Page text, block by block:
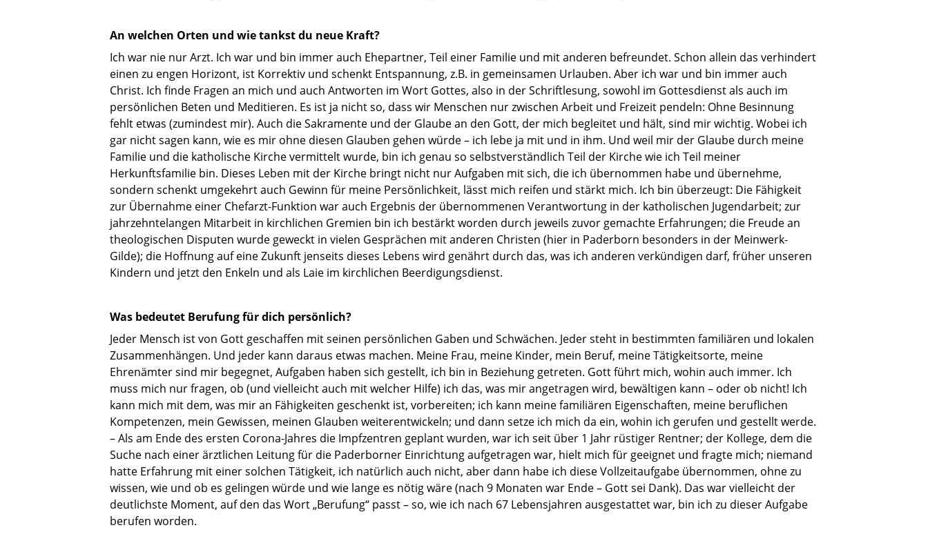
An welchen Orten und wie tankst du neue Kraft?
Ich war nie nur Arzt. Ich war und bin immer auch Ehepartner, Teil einer Familie und mit anderen befreundet. Schon allein das verhindert
einen zu engen Horizont, ist Korrektiv und schenkt Entspannung, z.B. in gemeinsamen Urlauben. Aber ich war und bin immer auch
Christ. Ich finde Fragen an mich und auch Antworten im Wort Gottes, also in der Schriftlesung, sowohl im Gottesdienst als auch im
persönlichen Beten und Meditieren. Es ist ja nicht so, dass wir Menschen nur zwischen Arbeit und Freizeit pendeln: Ohne Besinnung
fehlt etwas (zumindest mir). Auch die Sakramente und der Glaube an den Gott, der mich begleitet und hält, sind mir wichtig. Wobei ich
gar nicht sagen kann, wie es mir ohne diesen Glauben gehen würde – ich lebe ja mit und in ihm. Und weil mir der Glaube durch meine
Familie und die katholische Kirche vermittelt wurde, bin ich genau so selbstverständlich Teil der Kirche wie ich Teil meiner
Herkunftsfamilie bin. Dieses Leben mit der Kirche bringt nicht nur Aufgaben mit sich, die ich übernommen habe und übernehme,
sondern schenkt umgekehrt auch Gewinn für meine Persönlichkeit, lässt mich reifen und stärkt mich. Ich bin überzeugt: Die Fähigkeit
zur Übernahme einer Chefarzt-Funktion war auch Ergebnis der übernommenen Verantwortung in der katholischen Jugendarbeit; zur
jahrzehntelangen Mitarbeit in kirchlichen Gremien bin ich bestärkt worden durch jeweils zuvor gemachte Erfahrungen; die Freude an
theologischen Disputen wurde geweckt in vielen Gesprächen mit anderen Christen (hier in Paderborn besonders in der Meinwerk-
Gilde); die Hoffnung auf eine Zukunft jenseits dieses Lebens wird genährt durch das, was ich anderen verkündigen darf, früher unseren
Kindern und jetzt den Enkeln und als Laie im kirchlichen Beerdigungsdienst.
Was bedeutet Berufung für dich persönlich?
Jeder Mensch ist von Gott geschaffen mit seinen persönlichen Gaben und Schwächen. Jeder steht in bestimmten familiären und lokalen
Zusammenhängen. Und jeder kann daraus etwas machen. Meine Frau, meine Kinder, mein Beruf, meine Tätigkeitsorte, meine
Ehrenämter sind mir begegnet, Aufgaben haben sich gestellt, ich bin in Beziehung getreten. Gott führt mich, wohin auch immer. Ich
muss mich nur fragen, ob (und vielleicht auch mit welcher Hilfe) ich das, was mir angetragen wird, bewältigen kann – oder ob nicht! Ich
kann mich mit dem, was mir an Fähigkeiten geschenkt ist, vorbereiten; ich kann meine familiären Eigenschaften, meine beruflichen
Kompetenzen, mein Gewissen, meinen Glauben weiterentwickeln; und dann setze ich mich da ein, wohin ich gerufen und gestellt werde.
– Als am Ende des ersten Corona-Jahres die Impfzentren geplant wurden, war ich seit über 1 Jahr rüstiger Rentner; der Kollege, dem die
Suche nach einer ärztlichen Leitung für die Paderborner Einrichtung aufgetragen war, hielt mich für geeignet und fragte mich; niemand
hatte Erfahrung mit einer solchen Tätigkeit, ich natürlich auch nicht, aber dann habe ich diese Vollzeitaufgabe übernommen, ohne zu
wissen, wie und ob es gelingen würde und wie lange es nötig wäre (nach 9 Monaten war Ende – Gott sei Dank). Das war vielleicht der
deutlichste Moment, auf den das Wort „Berufung“ passt – so, wie ich nach 67 Lebensjahren ausgestattet war, bin ich zu dieser Aufgabe
berufen worden.